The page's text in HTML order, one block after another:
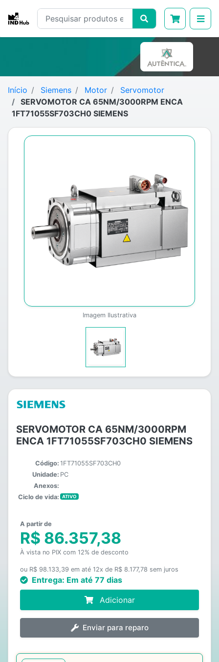
Início Siemens Motor
Servomotor
SERVOMOTOR CA 65NM/3000RPM ENCA
1FT71055SF703CH0 SIEMENS
Imagem Ilustrativa
SERVOMOTOR CA 65NM/3000RPM
ENCA 1FT71055SF703CH0 SIEMENS
Código: 1FT71055SF703CH0
Unidade: PC
Anexos:
Ciclo de vida:
ATIVO
A partir de
R$ 86.357,38
À vista no PIX com 12% de desconto
ou R$ 98.133,39 em até 12x de R$ 8.177,78 sem juros
Entrega: Em até 77 dias
Adicionar
Enviar para reparo